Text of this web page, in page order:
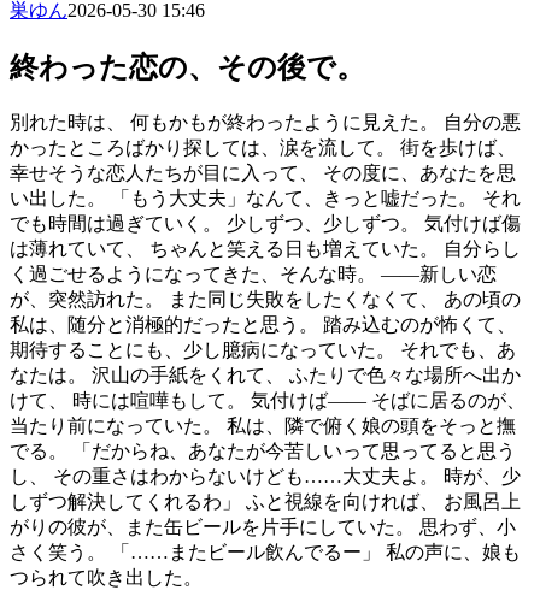
巣ゆん2026-05-30 15:46
終わった恋の、その後で。
別れた時は、 何もかもが終わったように見えた。 自分の悪
かったところばかり探しては、涙を流して。 街を歩けば、
幸せそうな恋人たちが目に入って、 その度に、あなたを思
い出した。 「もう大丈夫」なんて、きっと嘘だった。 それ
でも時間は過ぎていく。 少しずつ、少しずつ。 気付けば傷
は薄れていて、 ちゃんと笑える日も増えていた。 自分らし
く過ごせるようになってきた、そんな時。 ――新しい恋
が、突然訪れた。 また同じ失敗をしたくなくて、 あの頃の
私は、随分と消極的だったと思う。 踏み込むのが怖くて、
期待することにも、少し臆病になっていた。 それでも、あ
なたは。 沢山の手紙をくれて、 ふたりで色々な場所へ出か
けて、 時には喧嘩もして。 気付けば―― そばに居るのが、
当たり前になっていた。 私は、隣で俯く娘の頭をそっと撫
でる。 「だからね、あなたが今苦しいって思ってると思う
し、 その重さはわからないけども……大丈夫よ。 時が、少
しずつ解決してくれるわ」 ふと視線を向ければ、 お風呂上
がりの彼が、また缶ビールを片手にしていた。 思わず、小
さく笑う。 「……またビール飲んでるー」 私の声に、娘も
つられて吹き出した。